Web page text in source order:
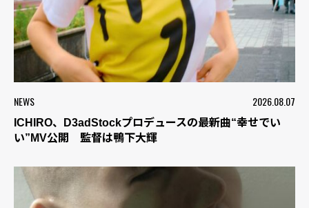
NEWS 2026.08.07
ICHIRO、D3adStockプロデュースの最新曲“幸せでい
い”MV公開 監督は鴨下大輝